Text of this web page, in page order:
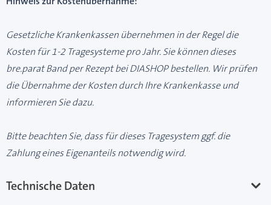
Gesetzliche Krankenkassen übernehmen in der Regel die
Kosten für 1-2 Tragesysteme pro Jahr. Sie können dieses
bre.parat Band per Rezept bei DIASHOP bestellen. Wir prüfen
die Übernahme der Kosten durch Ihre Krankenkasse und
informieren Sie dazu.
Bitte beachten Sie, dass für dieses Tragesystem ggf. die
Zahlung eines Eigenanteils notwendig wird.
Technische Daten